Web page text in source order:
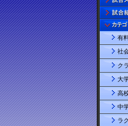
有
社
ク
大
高
中
ラ